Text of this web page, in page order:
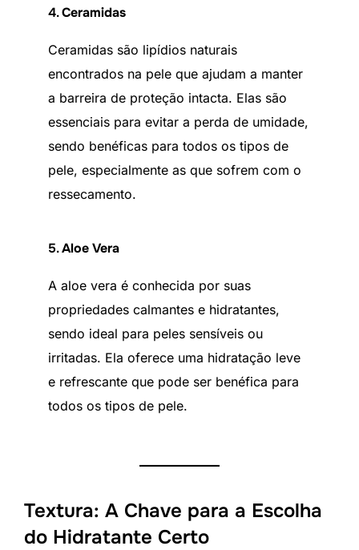
4.Ceramidas
Ceramidas são lipídios naturais
encontrados na pele que ajudam a manter
a barreira de proteção intacta. Elas são
essenciais para evitar a perda de umidade,
sendo benéficas para todos os tipos de
pele, especialmente as que sofrem com o
ressecamento.
5.Aloe Vera
A aloe vera é conhecida por suas
propriedades calmantes e hidratantes,
sendo ideal para peles sensíveis ou
irritadas. Ela oferece uma hidratação leve
e refrescante que pode ser benéfica para
todos os tipos de pele.
Textura: A Chave para a Escolha
do Hidratante Certo